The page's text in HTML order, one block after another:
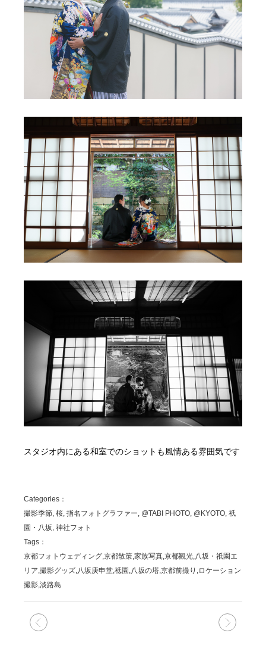
スタジオ内にある和室でのショットも風情ある雰囲気です
Categories：
撮影季節, 桜, 指名フォトグラファー, @TABI PHOTO, @KYOTO, 祇
園・八坂, 神社フォト
Tags：
京都フォトウェディング,京都散策,家族写真,京都観光,八坂・祇園エ
リア,撮影グッズ,八坂庚申堂,祗園,八坂の塔,京都前撮り,ロケーション
撮影,淡路島